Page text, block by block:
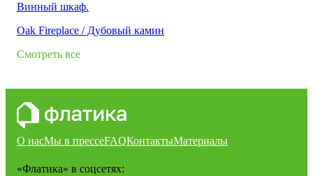
Винный шкаф.
Oak Fireplace / Дубовый камин
Смотреть все
О насМы в прессеFAQКонтактыМатериалы
«Флатика» в соцсетях: